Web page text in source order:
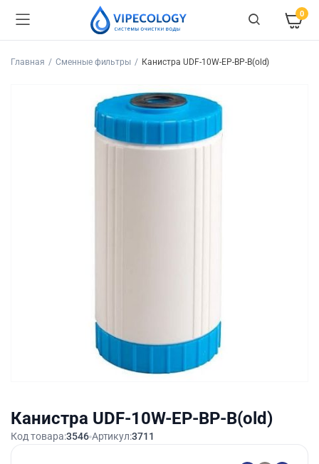
0
Главная Сменные фильтры Канистра UDF-10W-EP-BP-B(old)
Канистра UDF-10W-EP-BP-B(old)
Код товара:3546 Артикул:3711